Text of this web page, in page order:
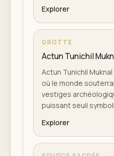
Explorer
GROTTE
Actun Tunichil
Actun Tunichil
où le monde
vestiges
puissant seuil
Explorer